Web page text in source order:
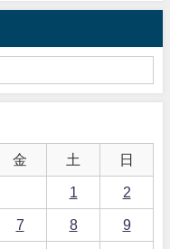
金 土 日
1 2
7 8 9